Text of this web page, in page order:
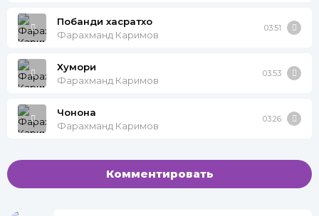
Побанди хасратхо
Фарахманд Каримов
03:51
Хумори
Фарахманд Каримов
03:53
Чонона
Фарахманд Каримов
03:26
Комментировать